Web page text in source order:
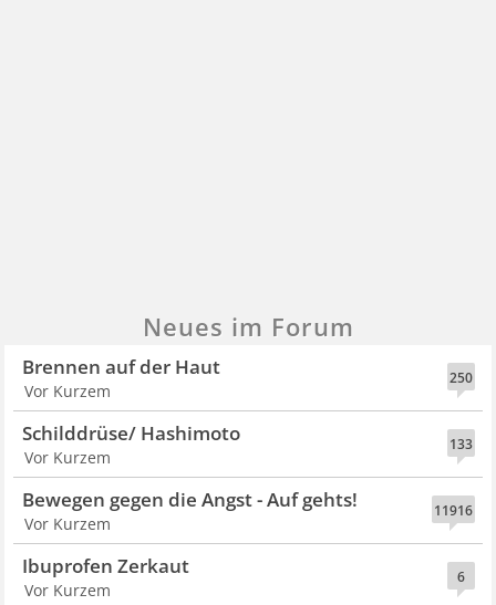
Neues im Forum
250
Brennen auf der Haut
Vor Kurzem
133
Schilddrüse/ Hashimoto
Vor Kurzem
11916
Bewegen gegen die Angst - Auf gehts!
Vor Kurzem
6
Ibuprofen Zerkaut
Vor Kurzem